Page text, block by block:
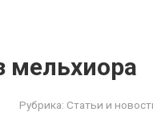
мельхиора
Рубрика: Статьи и